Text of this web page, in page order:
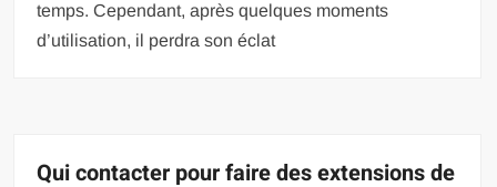
temps. Cependant, après quelques moments
d’utilisation, il perdra son éclat
Qui contacter pour faire des extensions de